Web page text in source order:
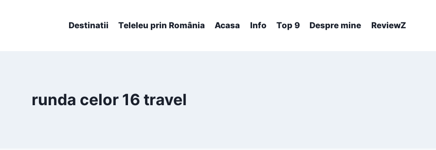
Destinatii Teleleu prin România Acasa Info Top 9 Despre mine ReviewZ
runda celor 16 travel